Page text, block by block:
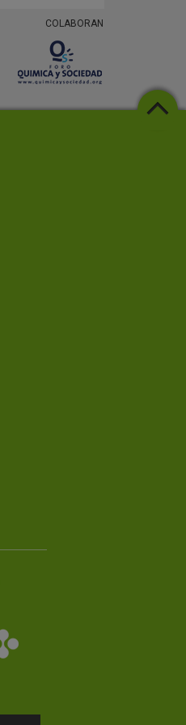
COLABORAN